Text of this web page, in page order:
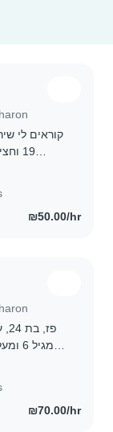
19
₪50.00/hr
מגיל
זמינה
₪70.00/hr